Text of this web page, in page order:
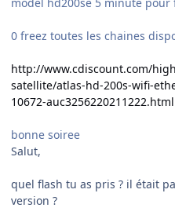
model hd200se 5 minute pour
0 freez toutes les chaines
http://www.cdiscount.com/
satellite/atlas-hd-200s-wifi-
10672-auc3256220211222.html
bonne soiree
Salut,
quel flash tu as pris ? il était
version ?